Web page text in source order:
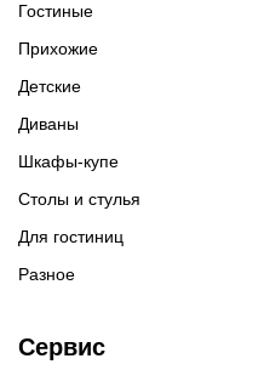
Гостиные
Прихожие
Детские
Диваны
Шкафы-купе
Столы и стулья
Для гостиниц
Разное
Сервис